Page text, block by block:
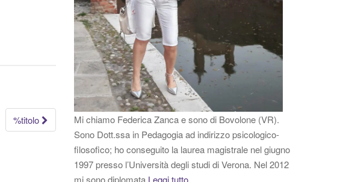
%titolo
Mi chiamo Federica Zanca e sono di Bovolone (VR).
Sono Dott.ssa in Pedagogia ad indirizzo psicologico-
filosofico; ho conseguito la laurea magistrale nel giugno
1997 presso l’Università degli studi di Verona. Nel 2012
mi sono diplomata Leggi tutto